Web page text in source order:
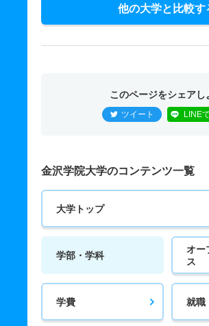
他の大学と比較す
このページをシェアし
ツイート LINE
金沢学院大学のコンテンツ一覧
大学トップ
学部・学科
オー
ス
学費 就職